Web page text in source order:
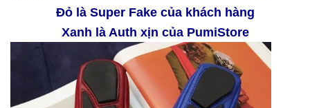
Đỏ là Super Fake của khách hàng
Xanh là Auth xịn của PumiStore